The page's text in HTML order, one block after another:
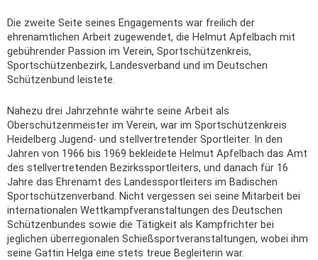
Die zweite Seite seines Engagements war freilich der
ehrenamtlichen Arbeit zugewendet, die Helmut Apfelbach mit
gebührender Passion im Verein, Sportschützenkreis,
Sportschützenbezirk, Landesverband und im Deutschen
Schützenbund leistete.
Nahezu drei Jahrzehnte währte seine Arbeit als
Oberschützenmeister im Verein, war im Sportschützenkreis
Heidelberg Jugend- und stellvertretender Sportleiter. In den
Jahren von 1966 bis 1969 bekleidete Helmut Apfelbach das Amt
des stellvertretenden Bezirkssportleiters, und danach für 16
Jahre das Ehrenamt des Landessportleiters im Badischen
Sportschützenverband. Nicht vergessen sei seine Mitarbeit bei
internationalen Wettkampfveranstaltungen des Deutschen
Schützenbundes sowie die Tätigkeit als Kampfrichter bei
jeglichen überregionalen Schießsportveranstaltungen, wobei ihm
seine Gattin Helga eine stets treue Begleiterin war.